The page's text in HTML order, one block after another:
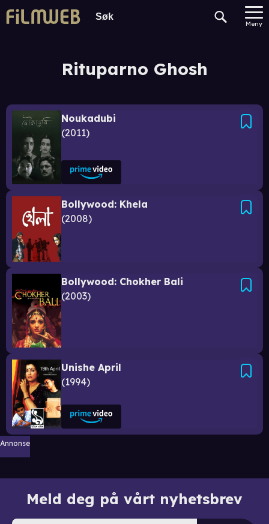
Meny
Rituparno Ghosh
Noukadubi
2011
Bollywood: Khela
2008
Bollywood: Chokher Bali
2003
Unishe April
1994
Annonse
Meld deg på vårt nyhetsbrev